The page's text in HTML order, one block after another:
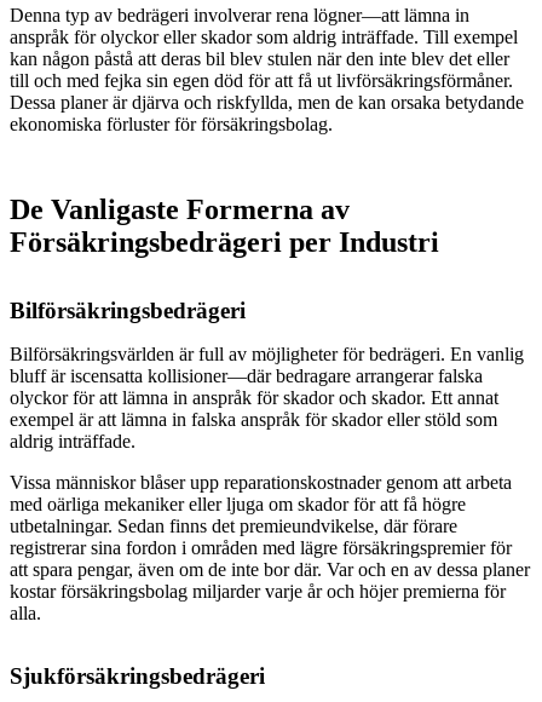
Denna typ av bedrägeri involverar rena lögner—att lämna in
anspråk för olyckor eller skador som aldrig inträffade. Till exempel
kan någon påstå att deras bil blev stulen när den inte blev det eller
till och med fejka sin egen död för att få ut livförsäkringsförmåner.
Dessa planer är djärva och riskfyllda, men de kan orsaka betydande
ekonomiska förluster för försäkringsbolag.
De Vanligaste Formerna av
Försäkringsbedrägeri per Industri
Bilförsäkringsbedrägeri
Bilförsäkringsvärlden är full av möjligheter för bedrägeri. En vanlig
bluff är iscensatta kollisioner—där bedragare arrangerar falska
olyckor för att lämna in anspråk för skador och skador. Ett annat
exempel är att lämna in falska anspråk för skador eller stöld som
aldrig inträffade.
Vissa människor blåser upp reparationskostnader genom att arbeta
med oärliga mekaniker eller ljuga om skador för att få högre
utbetalningar. Sedan finns det premieundvikelse, där förare
registrerar sina fordon i områden med lägre försäkringspremier för
att spara pengar, även om de inte bor där. Var och en av dessa planer
kostar försäkringsbolag miljarder varje år och höjer premierna för
alla.
Sjukförsäkringsbedrägeri